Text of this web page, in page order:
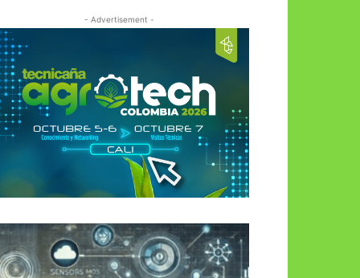
- Advertisement -